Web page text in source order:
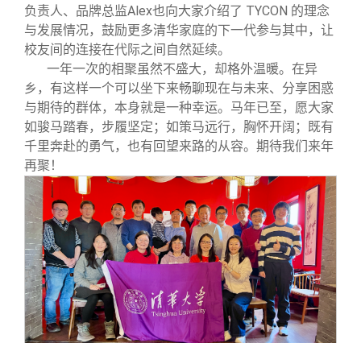
校友讲坛
校友视界
实用信息
总会章程
理事会名单
制度法规
联系我们
负责人、品牌总监Alex也向大家介绍了 TYCON 的理念
与发展情况，鼓励更多清华家庭的下一代参与其中，让
校友间的连接在代际之间自然延续。
一年一次的相聚虽然不盛大，却格外温暖。在异
乡，有这样一个可以坐下来畅聊现在与未来、分享困惑
与期待的群体，本身就是一种幸运。马年已至，愿大家
如骏马踏春，步履坚定；如策马远行，胸怀开阔；既有
千里奔赴的勇气，也有回望来路的从容。期待我们来年
再聚！